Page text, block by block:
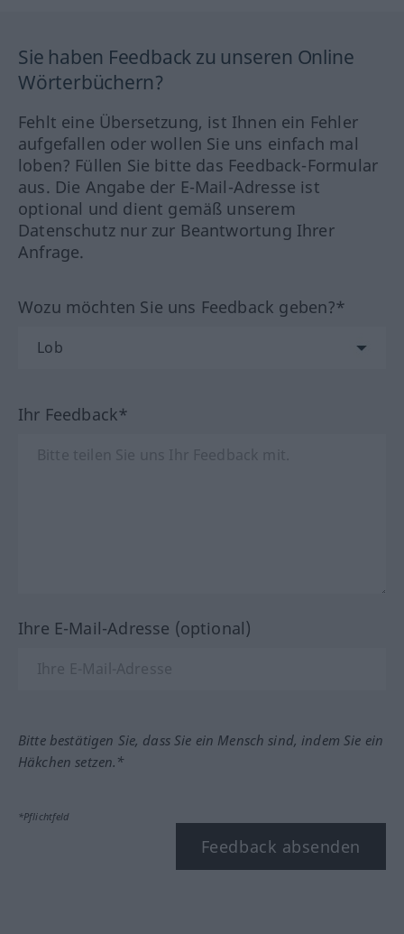
Sie haben Feedback zu unseren Online
Wörterbüchern?
Fehlt eine Übersetzung, ist Ihnen ein Fehler
aufgefallen oder wollen Sie uns einfach mal
loben? Füllen Sie bitte das Feedback-Formular
aus. Die Angabe der E-Mail-Adresse ist
optional und dient gemäß unserem
Datenschutz nur zur Beantwortung Ihrer
Anfrage.
Wozu möchten Sie uns Feedback geben?*
Ihr Feedback*
Ihre E-Mail-Adresse (optional)
Bitte bestätigen Sie, dass Sie ein Mensch sind, indem Sie ein
Häkchen setzen.*
*Pflichtfeld
Feedback absenden